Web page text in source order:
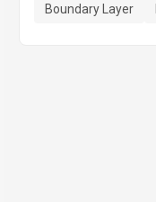
Boundary Layer